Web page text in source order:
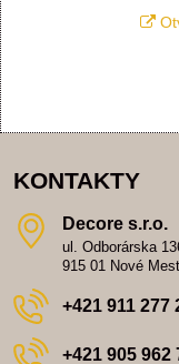
KONTAKTY
Decore s​.r​.o​.
ul. Odborárska
915 01 Nové
+421 911 277
+421 905 962